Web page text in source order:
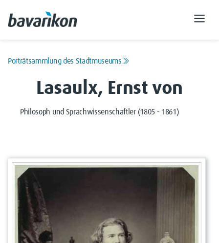
Porträtsammlung des Stadtmuseums
Lasaulx, Ernst von
Philosoph und Sprachwissenschaftler (1805 - 1861)